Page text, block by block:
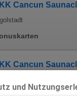
und
Cancun
Cancun
Birthday